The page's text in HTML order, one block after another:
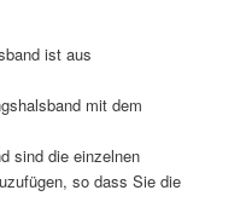
ist aus
mit dem
sind die einzelnen
so dass Sie die